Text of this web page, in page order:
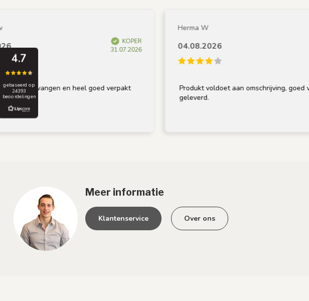
en heel goed verpakt
04.08.2026
Produkt voldoet aan omschrijving, goed verpakt, snel
4.7
gebaseerd op
24393
beoordelingen
Meer informatie
Klantenservice Over ons